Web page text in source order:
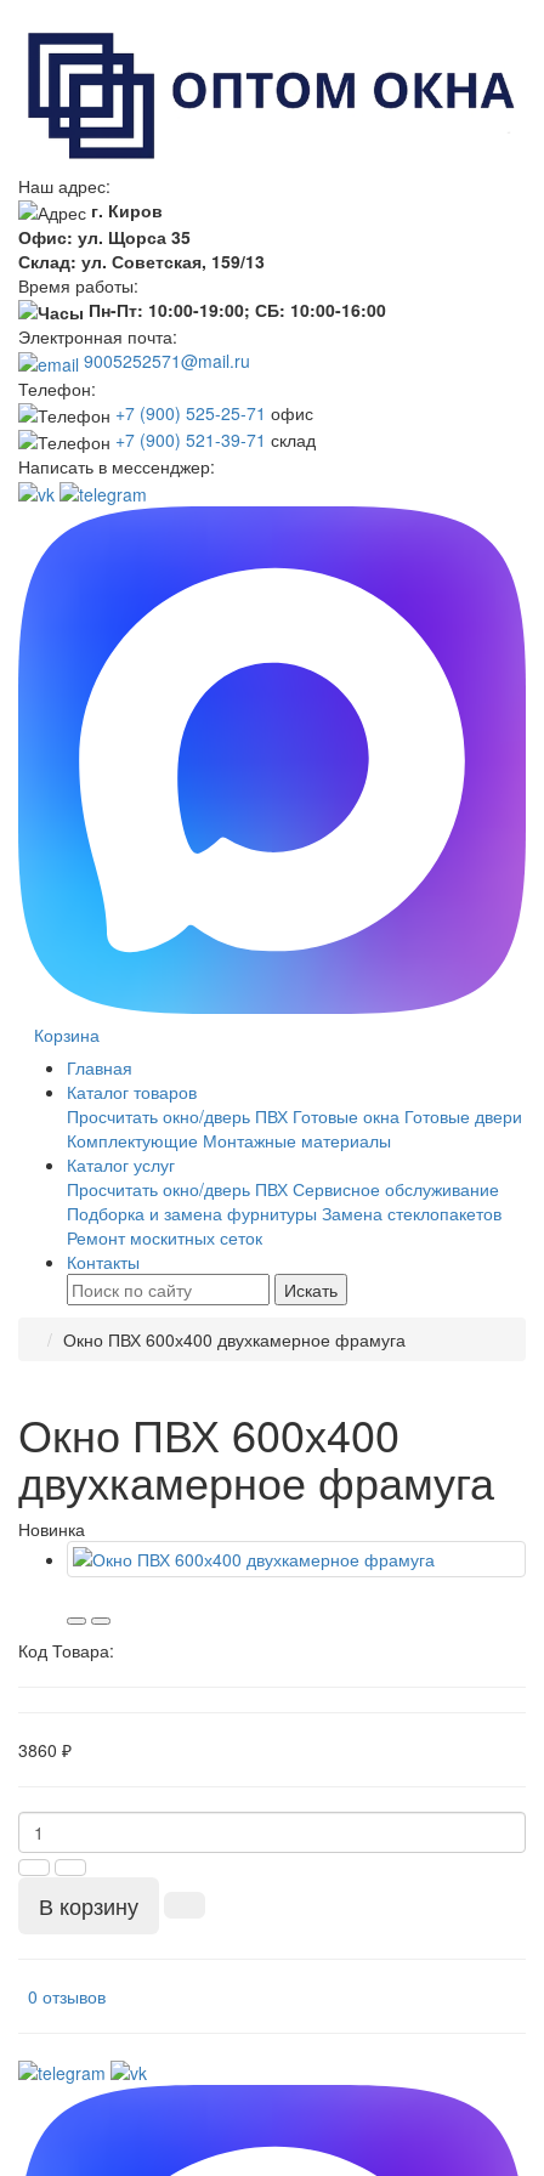
Наш адрес:
г. Киров
Офис: ул. Щорса 35
Склад: ул. Советская, 159/13
Время работы:
Пн-Пт: 10:00-19:00; СБ: 10:00-16:00
Электронная почта:
9005252571@mail.ru
Телефон:
+7 (900) 525-25-71 офис
+7 (900) 521-39-71 склад
Написать в мессенджер:
Корзина
Главная
Каталог товаров
Просчитать окно/дверь ПВХ Готовые окна Готовые двери
Комплектующие Монтажные материалы
Каталог услуг
Просчитать окно/дверь ПВХ Сервисное обслуживание
Подборка и замена фурнитуры Замена стеклопакетов
Ремонт москитных сеток
Контакты
Искать
Окно ПВХ 600х400 двухкамерное фрамуга
Окно ПВХ 600х400
двухкамерное фрамуга
Новинка
Код Товара:
3860 ₽
В корзину
0 отзывов